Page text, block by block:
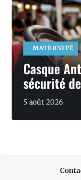
MATERNITÉ
Casque
sécurité
5 août 2026